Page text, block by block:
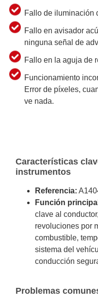
Fallo de iluminación
Fallo en avisador
ninguna señal de
Fallo en la aguja de
Funcionamiento
Error de píxeles,
ve nada.
Características
instrumentos
Referencia:
Función
clave al
revoluciones por
combustible,
sistema del
conducción
Problemas